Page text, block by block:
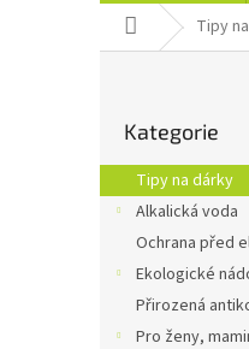
Domů Tipy
r
a
kategorie
Kategorie
Tipy na dárky
Alkalická voda
Ochrana před
Ekologické
Přirozená
Pro ženy,